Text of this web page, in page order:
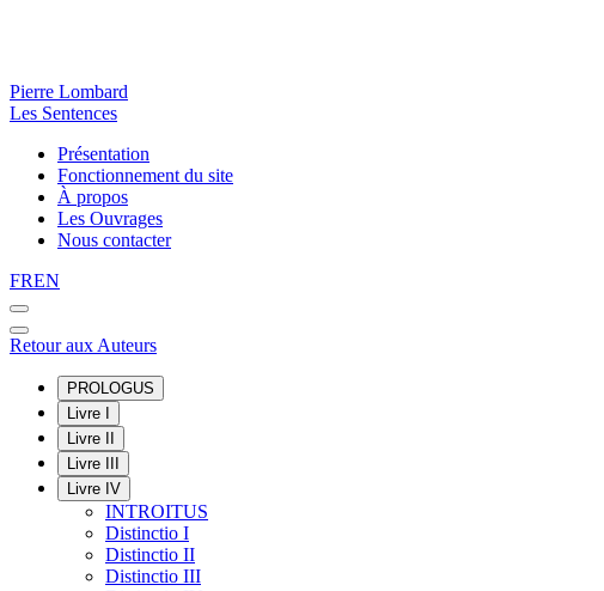
Pierre Lombard
Les Sentences
Présentation
Fonctionnement du site
À propos
Les Ouvrages
Nous contacter
FREN
Retour aux Auteurs
PROLOGUS
Livre I
Livre II
Livre III
Livre IV
INTROITUS
Distinctio I
Distinctio II
Distinctio III